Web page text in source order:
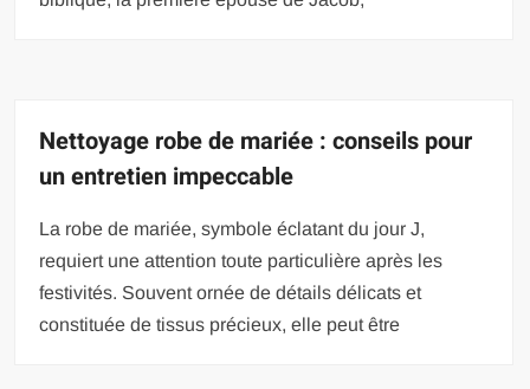
Nettoyage robe de mariée : conseils pour
un entretien impeccable
La robe de mariée, symbole éclatant du jour J,
requiert une attention toute particulière après les
festivités. Souvent ornée de détails délicats et
constituée de tissus précieux, elle peut être